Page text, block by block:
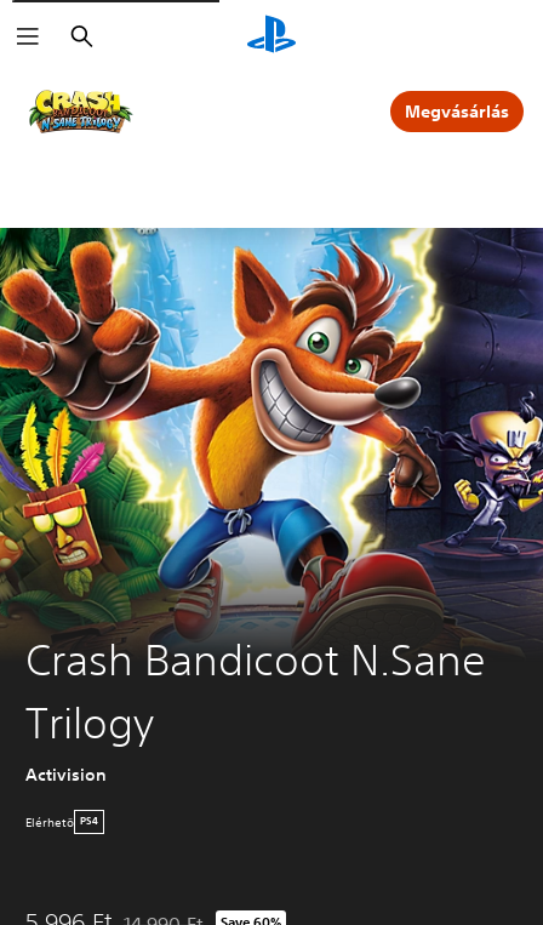
Keresés
Megvásárlás
Crash Bandicoot N.Sane
Trilogy
Activision
Elérhetö PS4